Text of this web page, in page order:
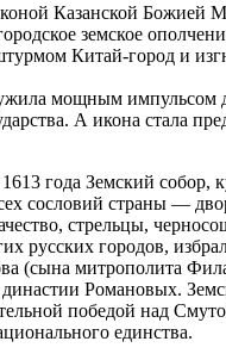
Казанской Божией
земское
Китай-город и
мощным импульсом
А икона стала
года Земский собор,
сословий страны —
стрельцы,
русских городов,
(сына митрополита
династии Романовых.
победой над
единства.